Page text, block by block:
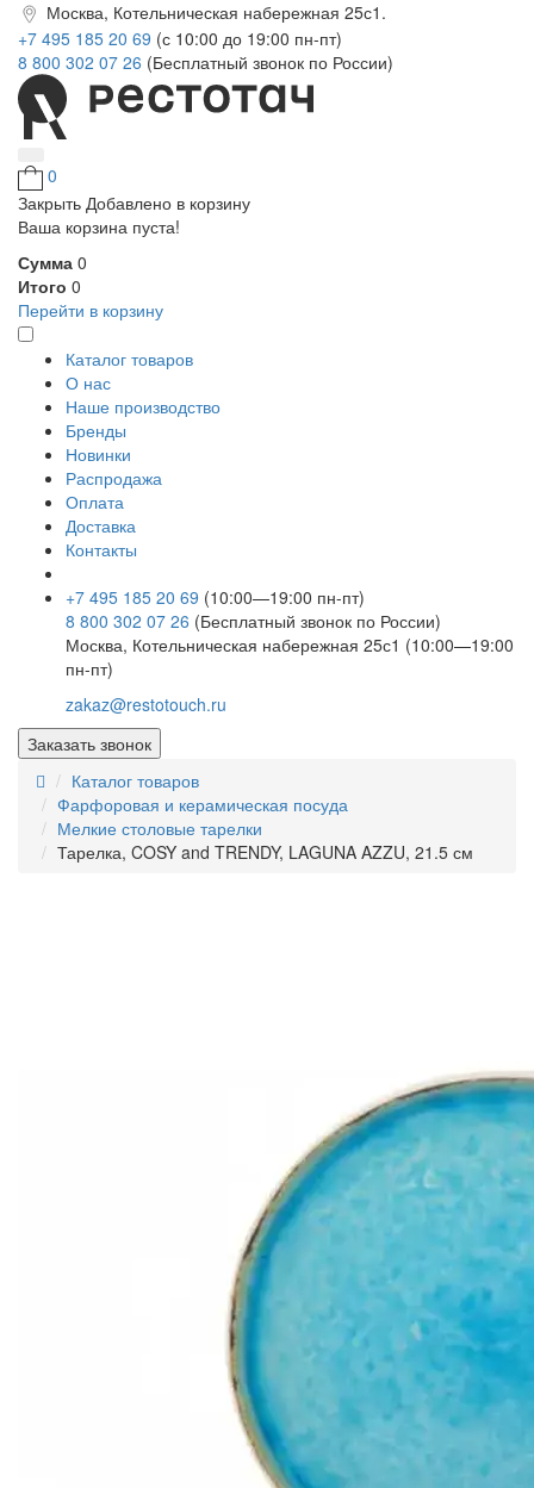
Москва, Котельническая набережная 25с1.
+7 495 185 20 69 (с 10:00 до 19:00 пн-пт)
8 800 302 07 26 (Бесплатный звонок по России)
0
Закрыть Добавлено в корзину
Ваша корзина пуста!
Сумма 0
Итого 0
Перейти в корзину
Каталог товаров
О нас
Наше производство
Бренды
Новинки
Распродажа
Оплата
Доставка
Контакты
+7 495 185 20 69 (10:00—19:00 пн-пт)
8 800 302 07 26 (Бесплатный звонок по России)
Москва, Котельническая набережная 25с1 (10:00—19:00
пн-пт)
zakaz@restotouch.ru
Заказать звонок
Каталог товаров
Фарфоровая и керамическая посуда
Мелкие столовые тарелки
Тарелка, COSY and TRENDY, LAGUNA AZZU, 21.5 см